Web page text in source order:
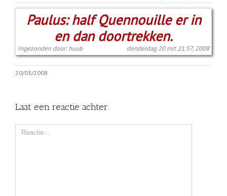
Paulus: half Quennouille er in
en dan doortrekken.
Ingezonden door: huub donderdag 20 mrt 21:57, 2008
20/03/2008
Laat een reactie achter
Comment